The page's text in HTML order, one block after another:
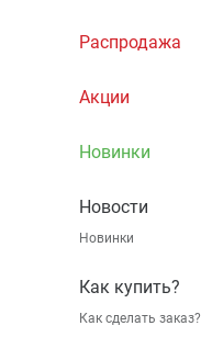
Распродажа
Акции
Новинки
Новости
Новинки
Как купить?
Как сделать заказ?